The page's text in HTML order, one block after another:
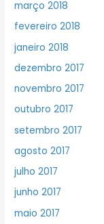
março 2018
fevereiro 2018
janeiro 2018
dezembro 2017
novembro 2017
outubro 2017
setembro 2017
agosto 2017
julho 2017
junho 2017
maio 2017